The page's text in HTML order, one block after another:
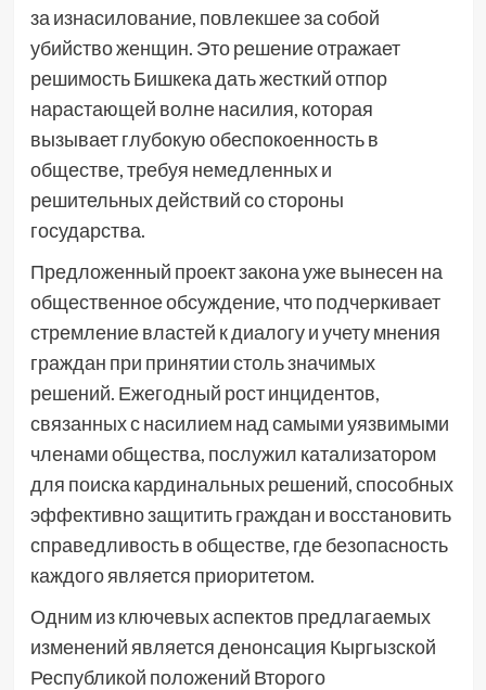
за изнасилование, повлекшее за собой
убийство женщин. Это решение отражает
решимость Бишкека дать жесткий отпор
нарастающей волне насилия, которая
вызывает глубокую обеспокоенность в
обществе, требуя немедленных и
решительных действий со стороны
государства.
Предложенный проект закона уже вынесен на
общественное обсуждение, что подчеркивает
стремление властей к диалогу и учету мнения
граждан при принятии столь значимых
решений. Ежегодный рост инцидентов,
связанных с насилием над самыми уязвимыми
членами общества, послужил катализатором
для поиска кардинальных решений, способных
эффективно защитить граждан и восстановить
справедливость в обществе, где безопасность
каждого является приоритетом.
Одним из ключевых аспектов предлагаемых
изменений является денонсация Кыргызской
Республикой положений Второго